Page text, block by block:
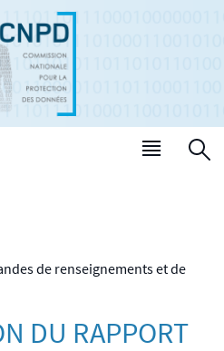
Menu
de renseignements et de
DU RAPPORT